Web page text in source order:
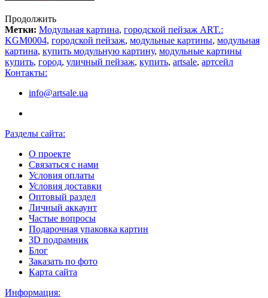
Продолжить
Метки: Модульная картина, городской пейзаж ART.:
KGM0004, городской пейзаж, модульные картины, модульная
картина, купить модульную картину, модульные картины
купить, город, уличный пейзаж, купить, artsale, артсейл
Контакты:
info@artsale.ua
Разделы сайта:
О проекте
Связаться с нами
Условия оплаты
Условия доставки
Оптовый раздел
Личный аккаунт
Частые вопросы
Подарочная упаковка картин
3D подрамник
Блог
Заказать по фото
Карта сайта
Информация: